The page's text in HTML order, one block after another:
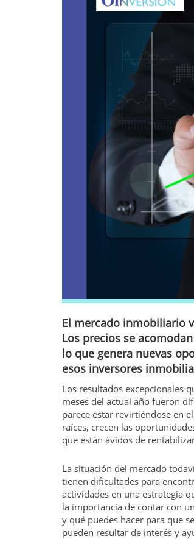
El mercado inmobiliario
Los precios se
lo que genera nuevas
esos inversores
Los resultados excepcionales
meses del actual año fueron
parece estar revirtiéndose en
raíces, crecen las
que están ávidos de
La situación del mercado
tienen dificultades para
actividades en una estrategia
la importancia de contar con
y qué puedes hacer para que
pueden resultar de interés y